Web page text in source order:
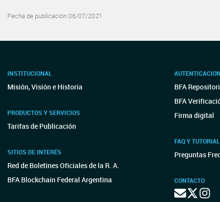
Fecha de publicación 06/07/2021
INSTITUCIONAL
Misión, Visión e Historia
PRODUCTOS Y SERVICIOS
Tarifas de Publicación
SITIOS DE INTERÉS
Red de Boletines Oficiales de la R. A.
BFA Blockchain Federal Argentina
BFA
BFA
Firma digital
FAQ Y
Preguntas
CONTACTO